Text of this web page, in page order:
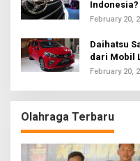
Indonesia?
February 20,
Daihatsu
dari Mobil
February 20,
Olahraga Terbaru